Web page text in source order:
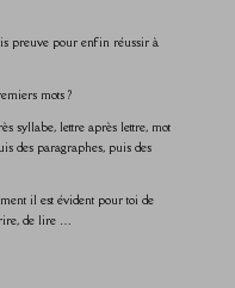
preuve pour enfin réussir à
mots ?
syllabe, lettre après lettre, mot
des paragraphes, puis des
il est évident pour toi de
de lire …